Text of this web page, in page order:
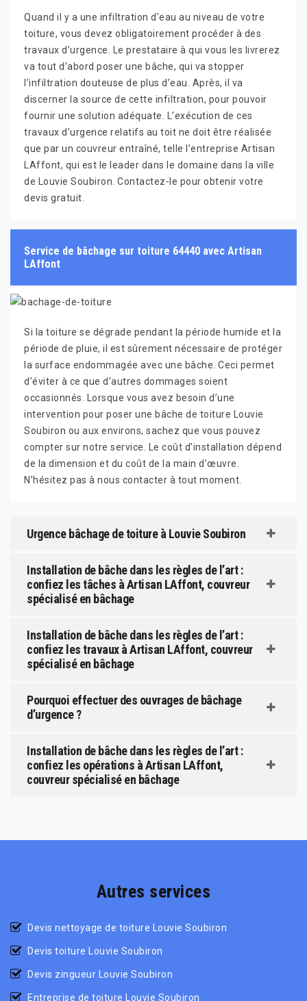
Quand il y a une infiltration d'eau au niveau de votre
toiture, vous devez obligatoirement procéder à des
travaux d’urgence. Le prestataire à qui vous les livrerez
va tout d’abord poser une bâche, qui va stopper
l’infiltration douteuse de plus d’eau. Après, il va
discerner la source de cette infiltration, pour pouvoir
fournir une solution adéquate. L’exécution de ces
travaux d’urgence relatifs au toit ne doit être réalisée
que par un couvreur entraîné, telle l’entreprise Artisan
LAffont, qui est le leader dans le domaine dans la ville
de Louvie Soubiron. Contactez-le pour obtenir votre
devis gratuit.
Service de bâchage sur toiture 64440 avec Artisan
LAffont
Si la toiture se dégrade pendant la période humide et la
période de pluie, il est sûrement nécessaire de protéger
la surface endommagée avec une bâche. Ceci permet
d’éviter à ce que d’autres dommages soient
occasionnés. Lorsque vous avez besoin d’une
intervention pour poser une bâche de toiture Louvie
Soubiron ou aux environs, sachez que vous pouvez
compter sur notre service. Le coût d’installation dépend
de la dimension et du coût de la main d’œuvre.
N’hésitez pas à nous contacter à tout moment.
Urgence bâchage de toiture à Louvie Soubiron
Installation de bâche dans les règles de l’art :
confiez les tâches à Artisan LAffont, couvreur
spécialisé en bâchage
Installation de bâche dans les règles de l’art :
confiez les travaux à Artisan LAffont, couvreur
spécialisé en bâchage
Pourquoi effectuer des ouvrages de bâchage
d’urgence ?
Installation de bâche dans les règles de l’art :
confiez les opérations à Artisan LAffont,
couvreur spécialisé en bâchage
Autres services
Devis nettoyage de toiture Louvie Soubiron
Devis toiture Louvie Soubiron
Devis zingueur Louvie Soubiron
Entreprise de toiture Louvie Soubiron